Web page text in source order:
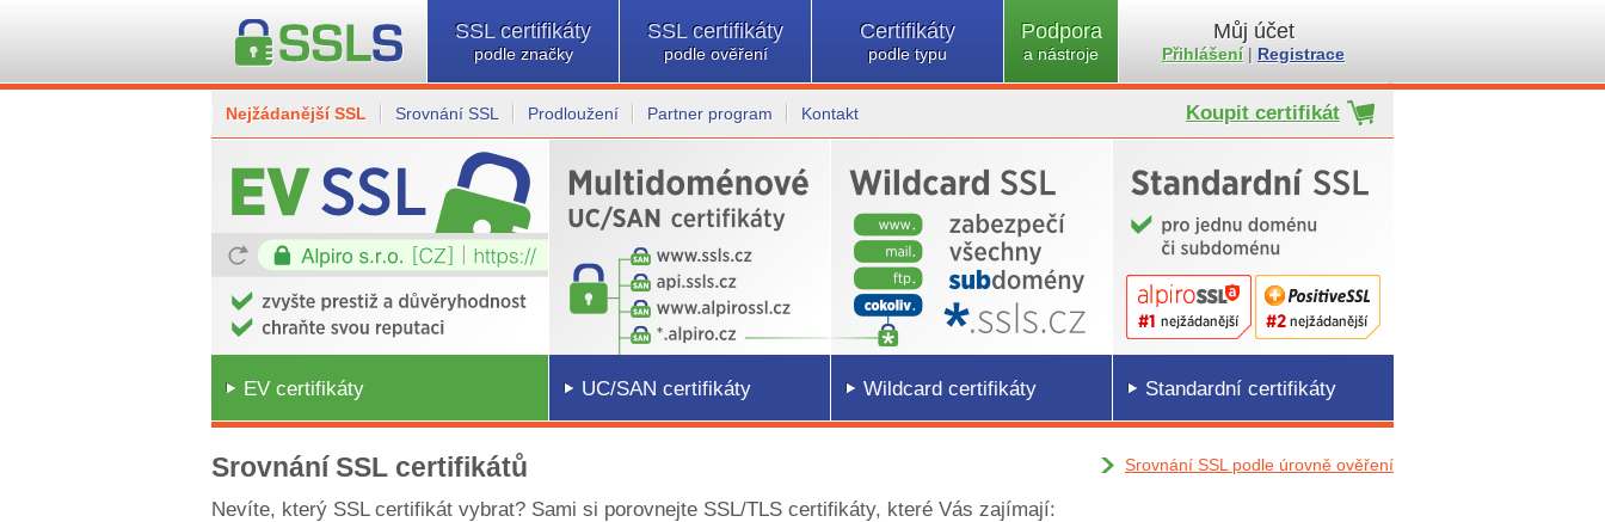
SSL certifikáty
podle značky
SSL certifikáty
podle ověření
Certifikáty
podle typu
Podpora
a nástroje
Můj účet
Přihlášení| Registrace
Nejžádanější SSL Srovnání SSL Prodloužení Partner program Kontakt Koupit certifikát
EV certifikáty UC/SAN certifikáty Wildcard certifikáty Standardní certifikáty
Srovnání SSL certifikátů Srovnání SSL podle úrovně ověření
Nevíte, který SSL certifikát vybrat? Sami si porovnejte SSL/TLS certifikáty, které Vás zajímají: